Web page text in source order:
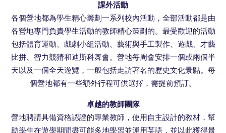
課外活動
各個營地都為學生精心籌劃一系列校內活動，全部活動都是由
各營地專門負責學生活動的教師精心策劃的。最受歡迎的活動
包括體育運動、戲劇小組活動、藝術與手工製作、遊戲、才藝
比拼、智力競猜和迪斯科舞會。營地每周會安排一個或兩個半
天以及一個全天遊覽，一般包括走訪著名的歷史文化景點。每
個營地都有一些額外行程可供選擇，需提前預訂。
卓越的教師團隊
營地聘請具備資格認證的專業教師，使用自主設計的教材，幫
助學生在遊學期間盡可能多地學習並運用英語，並以此獲得最